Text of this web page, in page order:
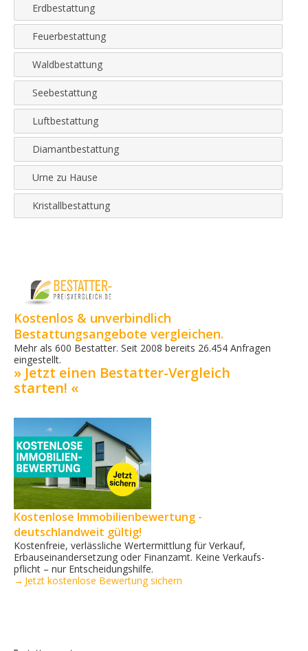
Erdbestattung
Feuerbestattung
Waldbestattung
Seebestattung
Luftbestattung
Diamantbestattung
Urne zu Hause
Kristallbestattung
Kostenlos & unverbindlich
Bestattungsangebote vergleichen.
Mehr als 600 Bestatter. Seit 2008 bereits 26.454 Anfragen
eingestellt.
» Jetzt einen Bestatter-Vergleich
starten! «
Kostenlose Immobilienbewertung -
deutschlandweit gültig!
Kostenfreie, verlässliche Wertermittlung für Verkauf,
Erbauseinandersetzung oder Finanzamt. Keine Verkaufs­
pflicht – nur Entscheidungshilfe.
→ Jetzt kostenlose Bewertung sichern